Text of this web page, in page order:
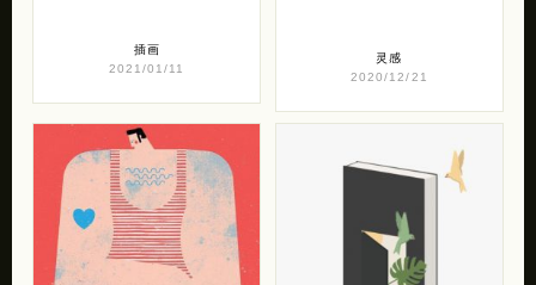
插画
2021/01/11
灵感
2020/12/21